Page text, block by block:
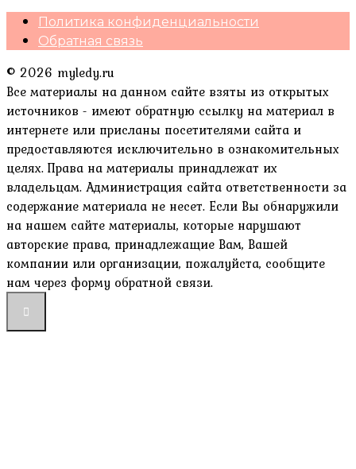
Политика конфиденциальности
Обратная связь
© 2026 myledy.ru
Все материалы на данном сайте взяты из открытых
источников - имеют обратную ссылку на материал в
интернете или присланы посетителями сайта и
предоставляются исключительно в ознакомительных
целях. Права на материалы принадлежат их
владельцам. Администрация сайта ответственности за
содержание материала не несет. Если Вы обнаружили
на нашем сайте материалы, которые нарушают
авторские права, принадлежащие Вам, Вашей
компании или организации, пожалуйста, сообщите
нам через форму обратной связи.